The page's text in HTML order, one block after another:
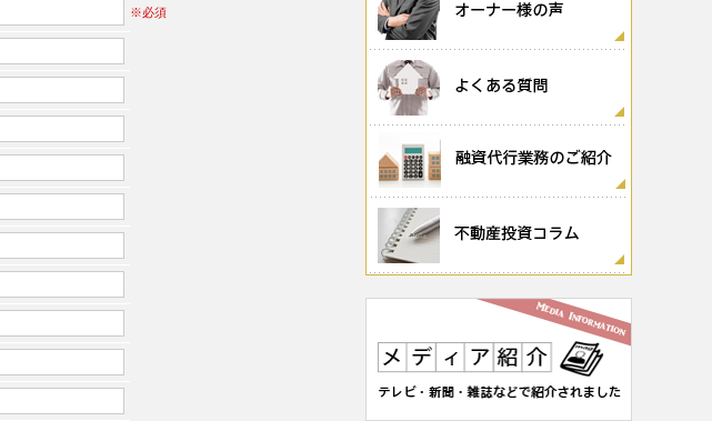
※必須